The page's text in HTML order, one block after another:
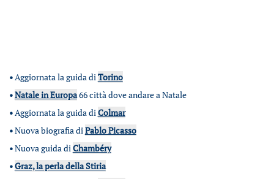
•Aggiornata la guida diTorino
•Natale in Europa66 città dove andare a Natale
•Aggiornata la guida diColmar
•Nuova biografia diPablo Picasso
•Nuova guida diChambéry
•Graz, la perla della Stiria